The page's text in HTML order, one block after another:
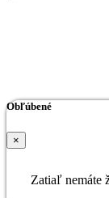
Obľúbené
×
Zatiaľ nemáte